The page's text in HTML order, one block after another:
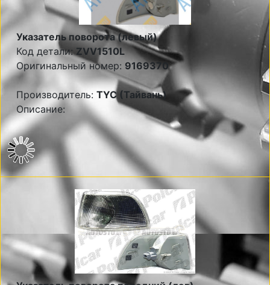
Указатель поворота (левый)
Код детали: ZVV1510L
Оригинальный номер: 9169370
Производитель: TYC (Тайвань)
Описание: